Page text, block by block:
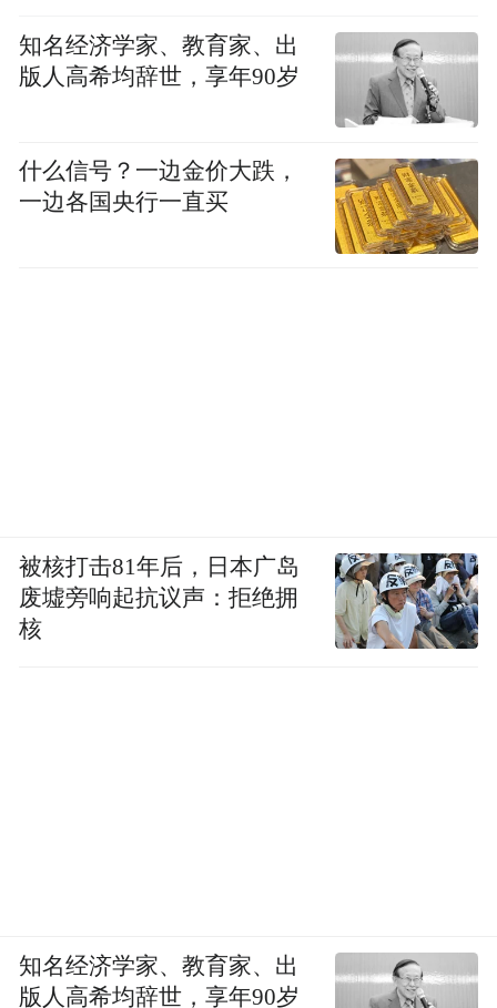
知名经济学家、教育家、出
版人高希均辞世，享年90岁
什么信号？一边金价大跌，
一边各国央行一直买
被核打击81年后，日本广岛
废墟旁响起抗议声：拒绝拥
核
知名经济学家、教育家、出
版人高希均辞世，享年90岁